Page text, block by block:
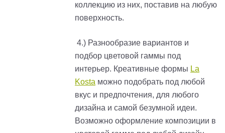
коллекцию из них, поставив на любую
поверхность.
4.) Разнообразие вариантов и
подбор цветовой гаммы под
интерьер. Креативные формы La
Kosta можно подобрать под любой
вкус и предпочтения, для любого
дизайна и самой безумной идеи.
Возможно оформление композиции в